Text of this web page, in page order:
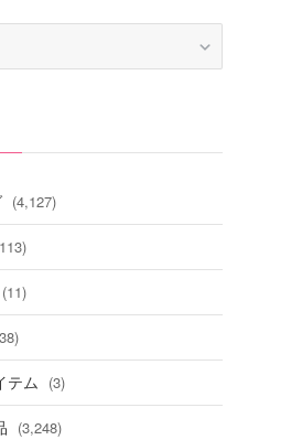
(4,127)
(11)
テム (3)
(3,248)